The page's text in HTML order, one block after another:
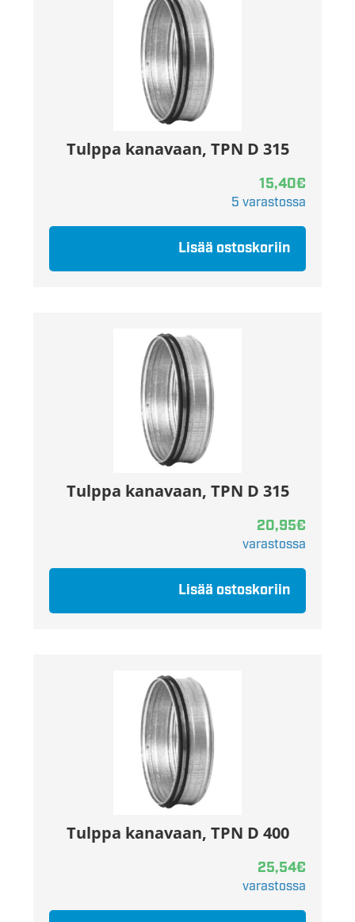
Tulppa kanavaan, TPN D 315
15,40€
5 varastossa
Lisää ostoskoriin
Tulppa kanavaan, TPN D 315
20,95€
varastossa
Lisää ostoskoriin
Tulppa kanavaan, TPN D 400
25,54€
varastossa